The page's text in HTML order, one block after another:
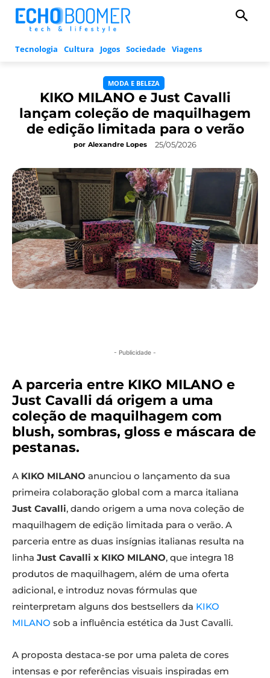
Tecnologia Cultura Jogos Sociedade Viagens
MODA E BELEZA
KIKO MILANO e Just Cavalli
lançam coleção de maquilhagem
de edição limitada para o verão
por Alexandre Lopes 25/05/2026
- Publicidade -
A parceria entre KIKO MILANO e
Just Cavalli dá origem a uma
coleção de maquilhagem com
blush, sombras, gloss e máscara de
pestanas.
A KIKO MILANO anunciou o lançamento da sua
primeira colaboração global com a marca italiana
Just Cavalli, dando origem a uma nova coleção de
maquilhagem de edição limitada para o verão. A
parceria entre as duas insígnias italianas resulta na
linha Just Cavalli x KIKO MILANO, que integra 18
produtos de maquilhagem, além de uma oferta
adicional, e introduz novas fórmulas que
reinterpretam alguns dos bestsellers da KIKO
MILANO sob a influência estética da Just Cavalli.
A proposta destaca-se por uma paleta de cores
intensas e por referências visuais inspiradas em